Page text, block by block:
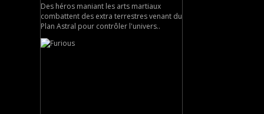
Des héros maniant les arts martiaux
combattent des extra terrestres venant du
Plan Astral pour contrôler l'univers..